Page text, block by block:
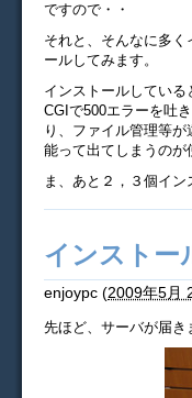
ですので・・
それと、そんなに多
ールしてみます。
インストールしてい
CGIで500エラーを吐
り、ファイル管理等
能って出てしまうのが
ま、あと２，３個イ
インストー
enjoypc (2009年5月
先ほど、サーバが届き